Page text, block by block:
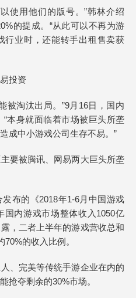
使用他们的版号。”韩林介绍
的提成。“从此可以不再为游
行业时，还能转手出租售卖获
投资
被淘汰出局。”9月16日，国内
本身就面临着市场被巨头所垄
成中小游戏公司生存不易。”
要被腾讯、网易两大巨头所垄
布的《2018年1-6月中国游戏
国内游戏市场整体收入1050亿
，二者上半年的游戏营收总和
的收入比例。
、完美等传统手游企业在内的
抢夺剩余的30%市场。